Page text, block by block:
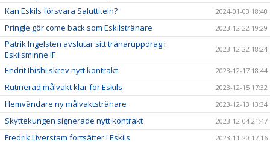
Kan Eskils försvara Saluttiteln? 2024-01-03 18:40
Pringle gör come back som Eskilstränare 2023-12-22 19:29
Patrik Ingelsten avslutar sitt tränaruppdrag i
Eskilsminne IF
2023-12-22 18:24
Endrit Ibishi skrev nytt kontrakt 2023-12-17 18:44
Rutinerad målvakt klar för Eskils 2023-12-15 17:32
Hemvändare ny målvaktstränare 2023-12-13 13:34
Skyttekungen signerade nytt kontrakt 2023-12-04 21:47
Fredrik Liverstam fortsätter i Eskils 2023-11-20 17:16